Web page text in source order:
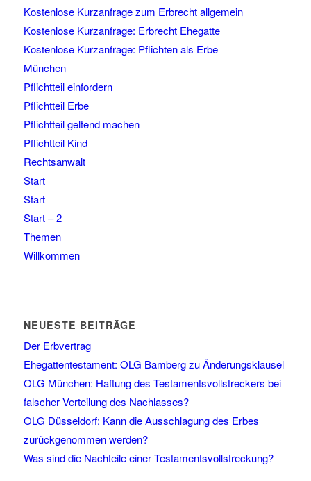
Kostenlose Kurzanfrage zum Erbrecht allgemein
Kostenlose Kurzanfrage: Erbrecht Ehegatte
Kostenlose Kurzanfrage: Pflichten als Erbe
München
Pflichtteil einfordern
Pflichtteil Erbe
Pflichtteil geltend machen
Pflichtteil Kind
Rechtsanwalt
Start
Start
Start – 2
Themen
Willkommen
NEUESTE BEITRÄGE
Der Erbvertrag
Ehegattentestament: OLG Bamberg zu Änderungsklausel
OLG München: Haftung des Testamentsvollstreckers bei
falscher Verteilung des Nachlasses?
OLG Düsseldorf: Kann die Ausschlagung des Erbes
zurückgenommen werden?
Was sind die Nachteile einer Testamentsvollstreckung?